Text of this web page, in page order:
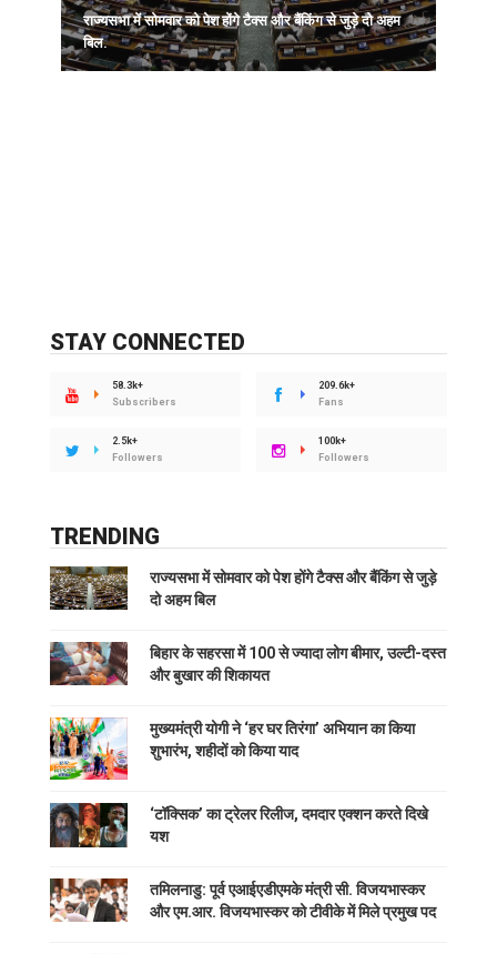
राज्यसभा में सोमवार को पेश होंगे टैक्स और बैंकिंग से जुड़े दो अहम
बिल.
STAY CONNECTED
58.3k+
Subscribers
209.6k+
Fans
2.5k+
Followers
100k+
Followers
TRENDING
राज्यसभा में सोमवार को पेश होंगे टैक्स और बैंकिंग से जुड़े
दो अहम बिल
बिहार के सहरसा में 100 से ज्यादा लोग बीमार, उल्टी-दस्त
और बुखार की शिकायत
मुख्यमंत्री योगी ने ‘हर घर तिरंगा’ अभियान का किया
शुभारंभ, शहीदों को किया याद
‘टॉक्सिक’ का ट्रेलर रिलीज, दमदार एक्शन करते दिखे
यश
तमिलनाडु: पूर्व एआईएडीएमके मंत्री सी. विजयभास्कर
और एम.आर. विजयभास्कर को टीवीके में मिले प्रमुख पद